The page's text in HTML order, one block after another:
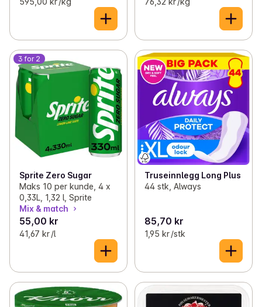
3 for 2
Sprite Zero Sugar
Maks 10 per kunde, 4 x
0,33L, 1,32 l, Sprite
Mix & match
55,00 kr
41,67 kr /l
Truseinnlegg Long Plus
44 stk, Always
85,70 kr
1,95 kr /stk